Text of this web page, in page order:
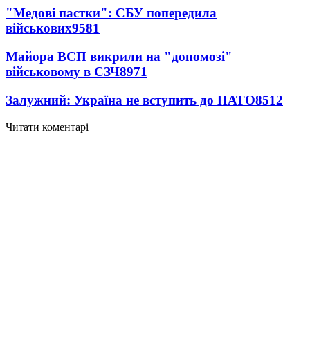
"Медові пастки": СБУ попередила
військових9581
Майора ВСП викрили на "допомозі"
військовому в СЗЧ8971
Залужний: Україна не вступить до НАТО8512
Читати коментарі